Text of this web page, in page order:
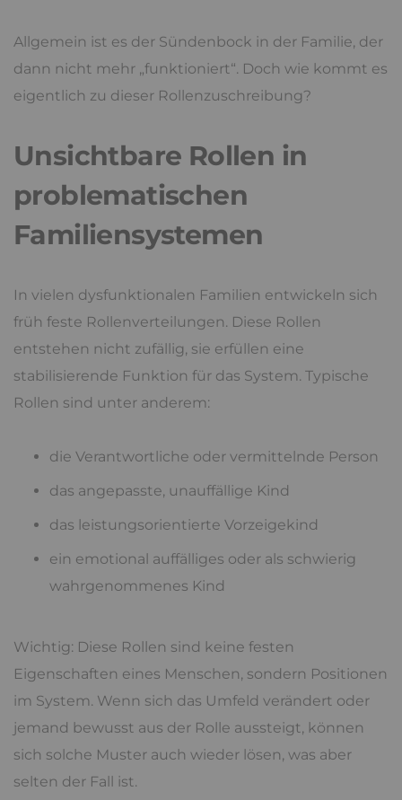
Allgemein ist es der Sündenbock in der Familie, der
dann nicht mehr „funktioniert“. Doch wie kommt es
eigentlich zu dieser Rollenzuschreibung?
Unsichtbare Rollen in
problematischen
Familiensystemen
In vielen dysfunktionalen Familien entwickeln sich
früh feste Rollenverteilungen. Diese Rollen
entstehen nicht zufällig, sie erfüllen eine
stabilisierende Funktion für das System. Typische
Rollen sind unter anderem:
die Verantwortliche oder vermittelnde Person
das angepasste, unauffällige Kind
das leistungsorientierte Vorzeigekind
ein emotional auffälliges oder als schwierig
wahrgenommenes Kind
Wichtig: Diese Rollen sind keine festen
Eigenschaften eines Menschen, sondern Positionen
im System. Wenn sich das Umfeld verändert oder
jemand bewusst aus der Rolle aussteigt, können
sich solche Muster auch wieder lösen, was aber
selten der Fall ist.